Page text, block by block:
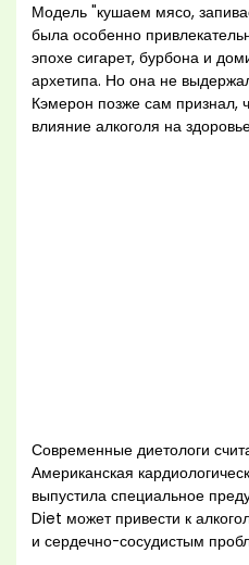
Модель "кушаем мясо,
была особенно
эпохе сигарет, бурбона и
архетипа. Но она не
Кэмерон позже сам признал,
влияние алкоголя на
Современные диетологи
Американская
выпустила специальное
Diet может привести к
и сердечно-сосудистым